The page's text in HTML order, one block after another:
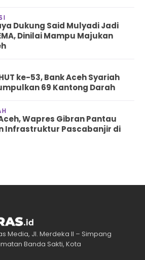
Dukung Said Mulyadi Jadi
Dinilai Mampu Majukan
ke-53, Bank Aceh Syariah
69 Kantong Darah
Wapres Gibran Pantau
Infrastruktur Pascabanjir di
Media, Jl. Merdeka II – Simpang
Banda Sakti, Kota